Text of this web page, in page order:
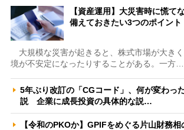
【資産運用】大災害時に慌て
備えておきたい3つのポイン
大規模な災害が起きると、株式市場が大き
境が不安定になったりすることがある。一方…
5年ぶり改訂の「CGコード」、何が変わっ
説 企業に成長投資の具体的な説…
【令和のPKOか】GPIFをめぐる片山財務